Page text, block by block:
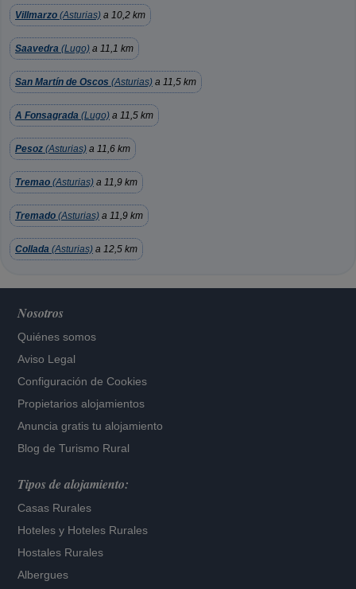
Villmarzo (Asturias) a 10,2 km
Saavedra (Lugo) a 11,1 km
San Martín de Oscos (Asturias) a 11,5 km
A Fonsagrada (Lugo) a 11,5 km
Pesoz (Asturias) a 11,6 km
Tremao (Asturias) a 11,9 km
Tremado (Asturias) a 11,9 km
Collada (Asturias) a 12,5 km
Nosotros
Quiénes somos
Aviso Legal
Configuración de Cookies
Propietarios alojamientos
Anuncia gratis tu alojamiento
Blog de Turismo Rural
Tipos de alojamiento:
Casas Rurales
Hoteles y Hoteles Rurales
Hostales Rurales
Albergues